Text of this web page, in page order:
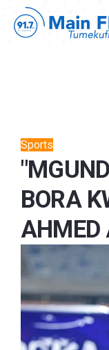
Sports
BORA
AHMED